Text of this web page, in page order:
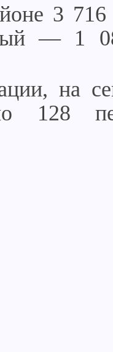
3
— 1
на
128